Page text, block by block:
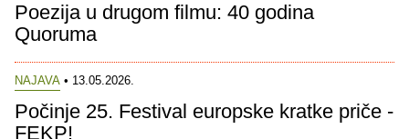
Poezija u drugom filmu: 40 godina
Quoruma
NAJAVA • 13.05.2026.
Počinje 25. Festival europske kratke priče -
FEKP!